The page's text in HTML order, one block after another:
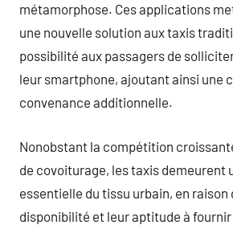
métamorphose. Ces applications
une nouvelle solution aux taxis
possibilité aux passagers de
leur smartphone, ajoutant ainsi une
convenance additionnelle.
Nonobstant la compétition
de covoiturage, les taxis demeurent
essentielle du tissu urbain, en raison
disponibilité et leur aptitude à